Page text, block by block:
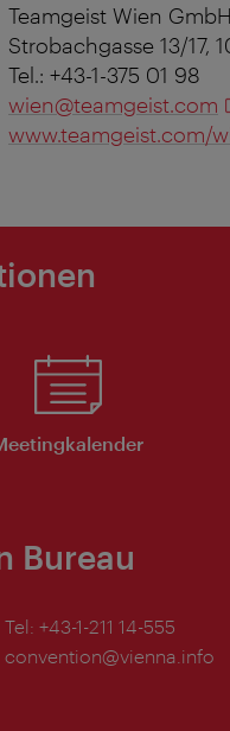
Teamgeist Wien GmbH
Strobachgasse 13/17,
Tel.: +43-1-375 01 98
wien@teamgeist.com
www.teamgeist.com/
Bureau
Tel: +43-1-211 14-555
convention@vienna.info